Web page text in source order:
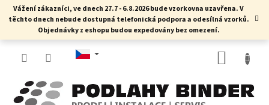
PřejítVážení zákazníci, ve dnech 27.7 - 6.8.2026 bude vzorkovna uzavřena. V
těchto dnech nebude dostupná telefonická podpora a odesílná vzorků.
Objednávky z eshopu budou expedovány bez omezení.